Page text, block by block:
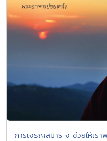
การเจริญสมาธิ จะช่วยให้เร